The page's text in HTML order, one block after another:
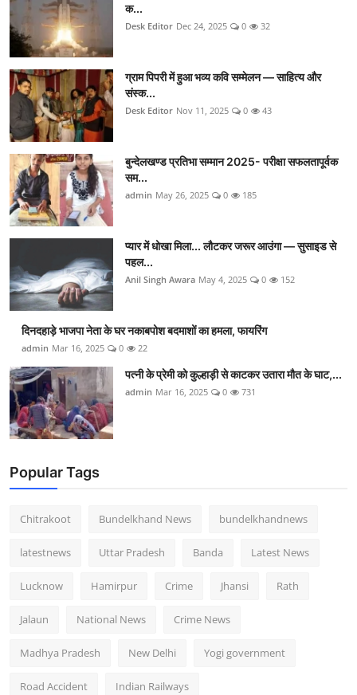
क...
Desk Editor Dec 24, 2025 0 32
ग्राम पिपरी में हुआ भव्य कवि सम्मेलन — साहित्य और
संस्क...
Desk Editor Nov 11, 2025 0 43
बुन्देलखण्ड प्रतिभा सम्मान 2025- परीक्षा सफलतापूर्वक
सम...
admin May 26, 2025 0 185
प्यार में धोखा मिला... लौटकर जरूर आउंगा — सुसाइड से
पहल...
Anil Singh Awara May 4, 2025 0 152
दिनदहाड़े भाजपा नेता के घर नकाबपोश बदमाशों का हमला, फायरिंग
admin Mar 16, 2025 0 22
पत्नी के प्रेमी को कुल्हाड़ी से काटकर उतारा मौत के घाट,...
admin Mar 16, 2025 0 731
Popular Tags
Chitrakoot Bundelkhand News bundelkhandnews
latestnews Uttar Pradesh Banda Latest News
Lucknow Hamirpur Crime Jhansi Rath
Jalaun National News Crime News
Madhya Pradesh New Delhi Yogi government
Road Accident Indian Railways